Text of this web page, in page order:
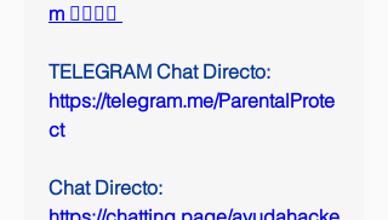
m 👈🏻👈🏻
TELEGRAM Chat Directo:
https://telegram.me/ParentalProte
ct
Chat Directo: